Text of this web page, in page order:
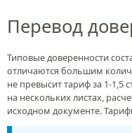
Перевод
Типовые доверенности
отличаются большим
не превысит тариф за 1-1,5
на нескольких листах,
исходном документе.